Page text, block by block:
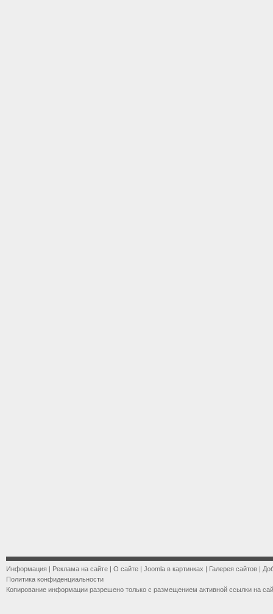
Информация | Реклама на сайте | О сайте | Joomla в картинках | Галерея сайтов |
Политика конфиденциальности
Копирование информации разрешено только с размещением активной ссылки на